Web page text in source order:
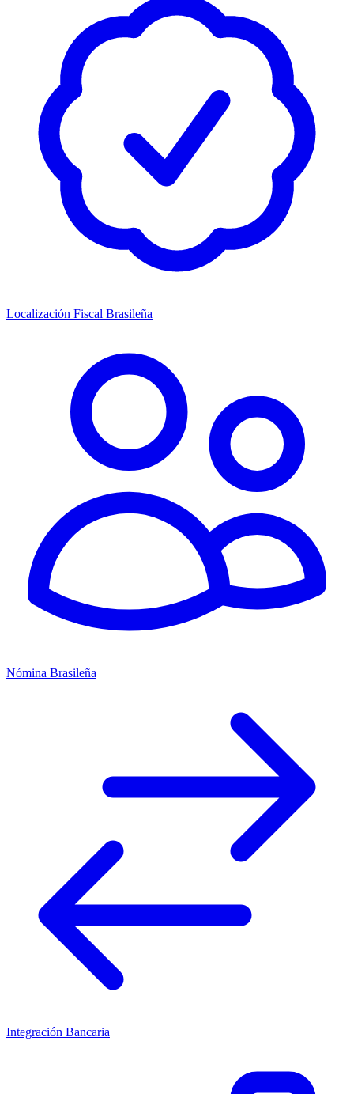
Localización Fiscal Brasileña
Nómina Brasileña
Integración Bancaria